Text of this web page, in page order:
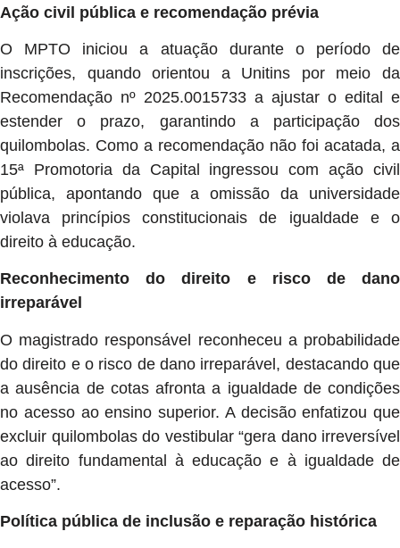
Ação civil pública e recomendação prévia
O MPTO iniciou a atuação durante o período de
inscrições, quando orientou a Unitins por meio da
Recomendação nº 2025.0015733 a ajustar o edital e
estender o prazo, garantindo a participação dos
quilombolas. Como a recomendação não foi acatada, a
15ª Promotoria da Capital ingressou com ação civil
pública, apontando que a omissão da universidade
violava princípios constitucionais de igualdade e o
direito à educação.
Reconhecimento do direito e risco de dano
irreparável
O magistrado responsável reconheceu a probabilidade
do direito e o risco de dano irreparável, destacando que
a ausência de cotas afronta a igualdade de condições
no acesso ao ensino superior. A decisão enfatizou que
excluir quilombolas do vestibular “gera dano irreversível
ao direito fundamental à educação e à igualdade de
acesso”.
Política pública de inclusão e reparação histórica